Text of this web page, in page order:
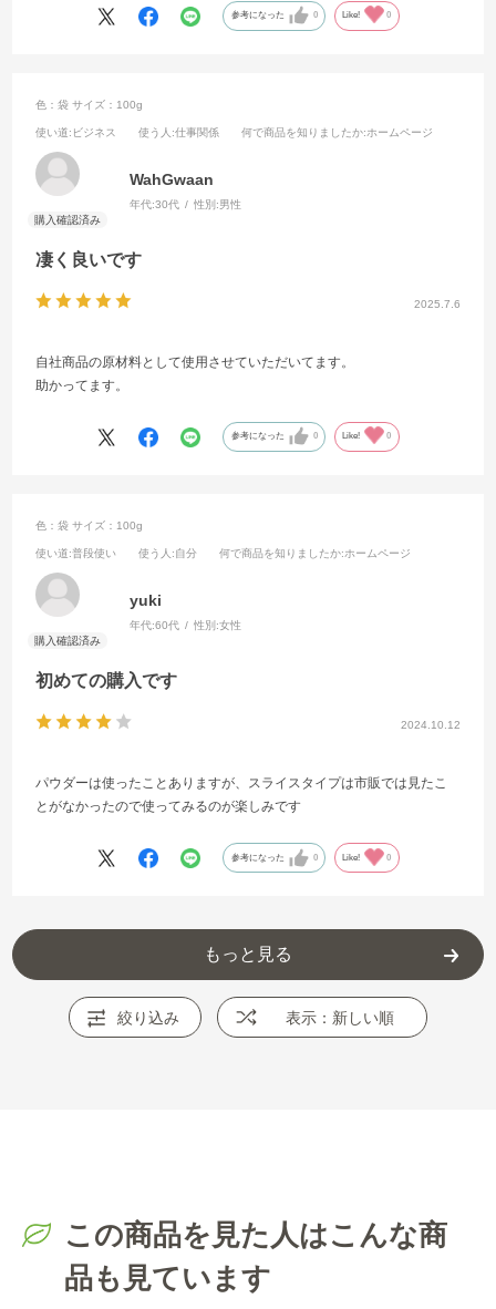
参考になった 0 Like! 0
2025.7.6
凄く良いです
色：袋 サイズ：100g
使い道:ビジネス 使う人 :仕事関係 何で商品を知りましたか:ホームページ
WahGwaan
年代:30代 性別:男性
自社商品の原材料として使用させていただいてます。
助かってます。
参考になった 0 Like! 0
2024.10.12
初めての購入です
色：袋 サイズ：100g
使い道:普段使い 使う人 :自分 何で商品を知りましたか:ホームページ
yuki
年代:60代 性別:女性
パウダーは使ったことありますが、スライスタイプは市販では見たこ
とがなかったので使ってみるのが楽しみです
参考になった 0 Like! 0
もっと見る
絞り込み 表示：新しい順
この商品を見た人はこんな商
品も見ています